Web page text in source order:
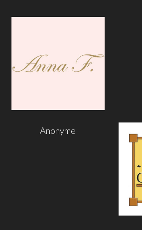
Anonyme